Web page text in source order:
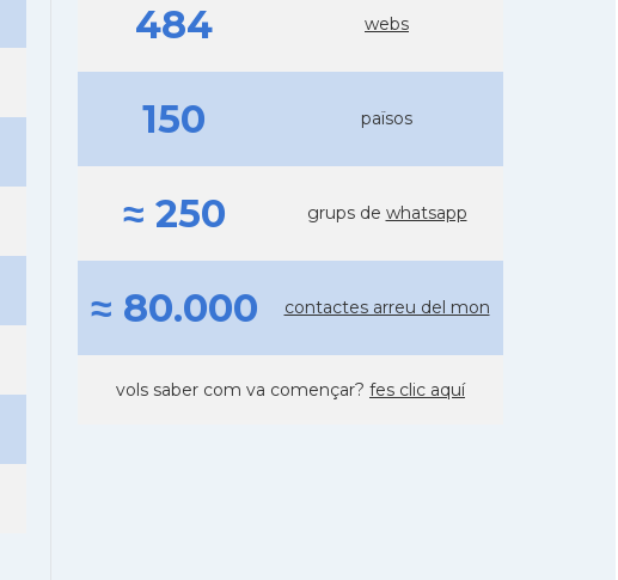
484 webs
150 països
≈ 250 grups de whatsapp
≈ 80.000 contactes arreu del mon
vols saber com va començar? fes clic aquí